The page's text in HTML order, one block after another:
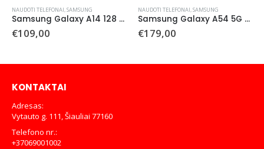
NAUDOTI TELEFONAI,SAMSUNG
Samsung Galaxy A14 128 GB (Naudotas)
€109,00
NAUDOTI TELEFONAI,SAMSUNG
Samsung Galaxy A54 5G 128 GB (Naudotas)
€179,00
KONTAKTAI
Adresas:
Vytauto g. 111, Šiauliai 77160
Telefono nr.:
+37069001002